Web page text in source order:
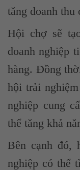
tăng doanh thu
Hội chợ sẽ
doanh nghiệp
hàng. Đồng
hội trải
nghiệp cung
thể tăng khả
Bên cạnh đó,
nghiệp có thể